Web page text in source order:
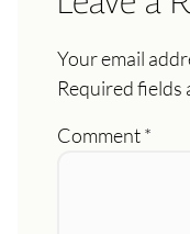
Your email
Required fields
Comment*